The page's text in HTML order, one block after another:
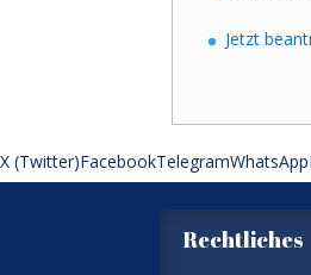
Jetzt
X (Twitter)FacebookTelegramWhatsApp
Rechtliches